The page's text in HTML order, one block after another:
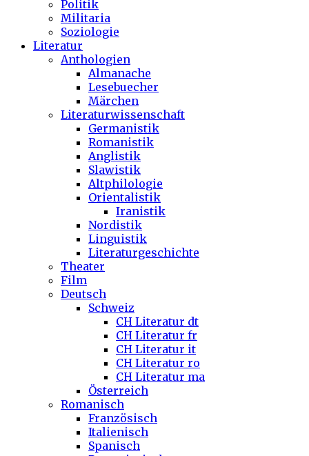
Politik
Militaria
Soziologie
Literatur
Anthologien
Almanache
Lesebuecher
Märchen
Literaturwissenschaft
Germanistik
Romanistik
Anglistik
Slawistik
Altphilologie
Orientalistik
Iranistik
Nordistik
Linguistik
Literaturgeschichte
Theater
Film
Deutsch
Schweiz
CH Literatur dt
CH Literatur fr
CH Literatur it
CH Literatur ro
CH Literatur ma
Österreich
Romanisch
Französisch
Italienisch
Spanisch